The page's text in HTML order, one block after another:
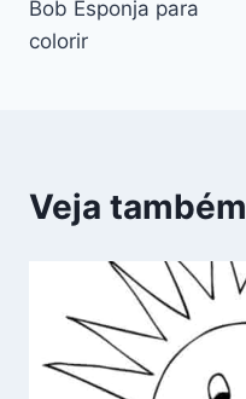
de
Bob Esponja para
colorir
Veja também